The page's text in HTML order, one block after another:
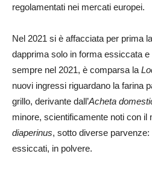
regolamentati nei mercati europei.
Nel 2021 si è affacciata per prima
dapprima solo in forma essiccata
sempre nel 2021, è comparsa la
nuovi ingressi riguardano la farina
grillo, derivante dall’Acheta
minore, scientificamente noti con il
diaperinus, sotto diverse
essiccati, in polvere.